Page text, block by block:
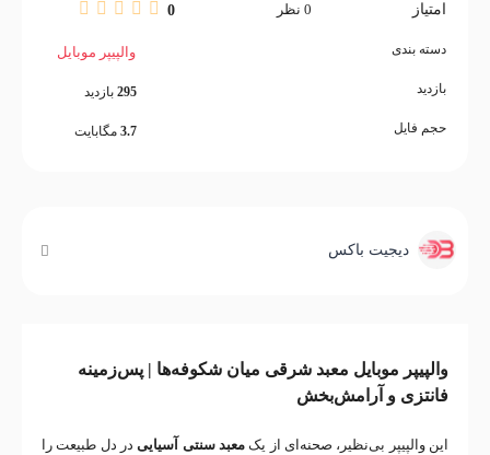
امتیاز 0 نظر 0
دسته بندی
بازدید
حجم فایل
والپیپر موبایل
295 بازدید
3.7 مگابایت
دیجیت باکس
والپیپر موبایل معبد شرقی میان شکوفه‌ها | پس‌زمینه
فانتزی و آرامش‌بخش
این والپیپر بی‌نظیر، صحنه‌ای از یک معبد سنتی آسیاییدر دل طبیعت را